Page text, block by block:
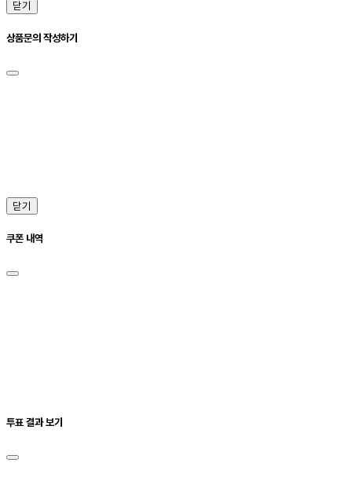
닫기
상품문의 작성하기
닫기
쿠폰 내역
투표 결과 보기